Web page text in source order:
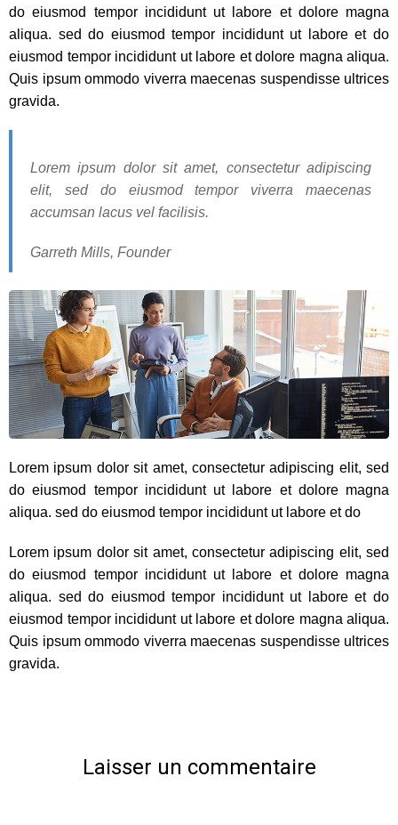
do eiusmod tempor incididunt ut labore et dolore magna
aliqua. sed do eiusmod tempor incididunt ut labore et do
eiusmod temporincididunt ut labore et dolore magna aliqua.
Quis ipsum ommodo viverra maecenas suspendisse ultrices
gravida.
Lorem ipsum dolor sit amet, consectetur adipiscing
elit, sed do eiusmod tempor viverra maecenas
accumsan lacus vel facilisis.
Garreth Mills, Founder
Lorem ipsum dolor sit amet, consectetur adipiscing elit, sed
do eiusmod tempor incididunt ut labore et dolore magna
aliqua. sed do eiusmod tempor incididunt ut labore et do
Lorem ipsum dolor sit amet, consectetur adipiscing elit, sed
do eiusmod tempor incididunt ut labore et dolore magna
aliqua. sed do eiusmod tempor incididunt ut labore et do
eiusmod tempor incididunt ut labore et dolore magna aliqua.
Quis ipsum ommodo viverra maecenas suspendisse ultrices
gravida.
Laisser un commentaire